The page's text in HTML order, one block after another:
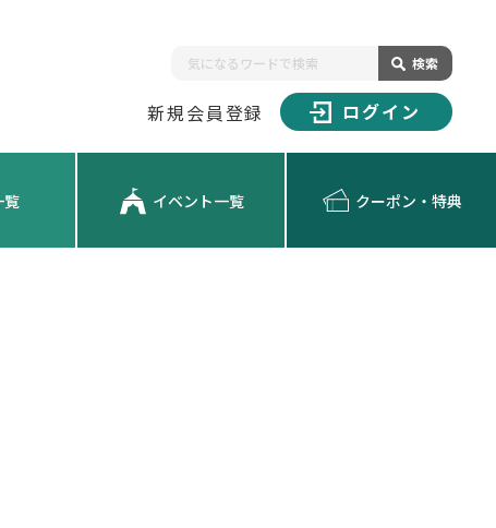
検索
新規会員登録 ログイン
覧 イベント一覧 クーポン・特典